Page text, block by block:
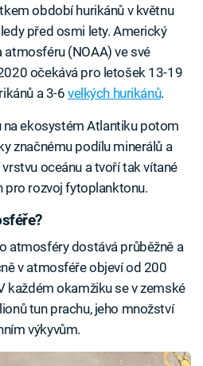
období hurikánů v květnu
před osmi lety. Americký
atmosféru (NOAA) ve své
očekává pro letošek 13-19
a 3-6 velkých hurikánů.
na ekosystém Atlantiku potom
značnému podílu minerálů a
oceánu a tvoří tak vítané
pro rozvoj fytoplanktonu.
atmosféry dostává průběžně a
v atmosféře objeví od 200
každém okamžiku se v zemské
tun prachu, jeho množství
výkyvům.